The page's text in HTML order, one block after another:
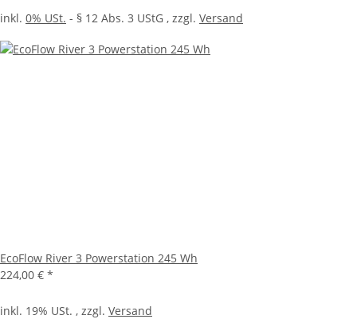
inkl. 0% USt. - § 12 Abs. 3 UStG , zzgl. Versand
EcoFlow River 3 Powerstation 245 Wh
224,00 € *
inkl. 19% USt. , zzgl. Versand